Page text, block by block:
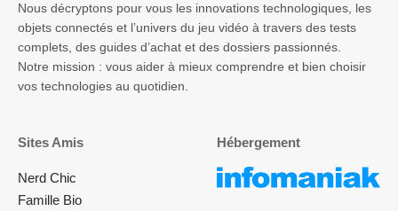
Nous décryptons pour vous les innovations technologiques, les
objets connectés et l’univers du jeu vidéo à travers des tests
complets, des guides d’achat et des dossiers passionnés.
Notre mission : vous aider à mieux comprendre et bien choisir
vos technologies au quotidien.
Sites Amis
Nerd Chic
Famille Bio
Hébergement